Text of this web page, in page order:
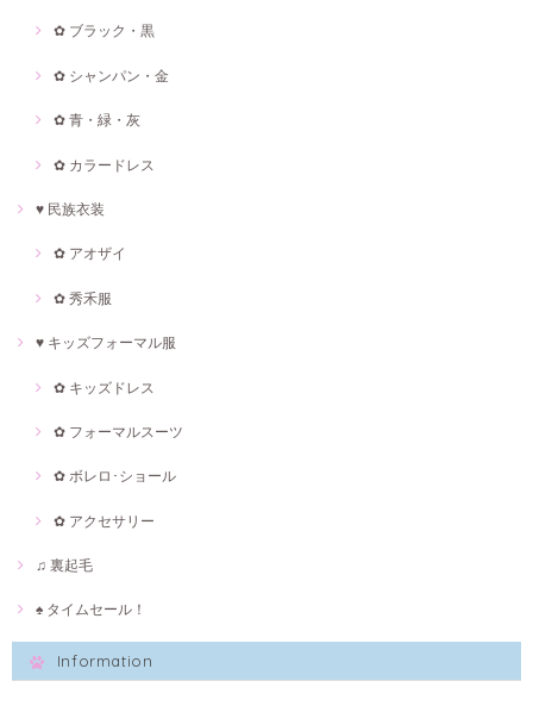
✿ ブラック・黒
✿ シャンパン・金
✿ 青・緑・灰
✿ カラードレス
♥ 民族衣装
✿ アオザイ
✿ 秀禾服
♥ キッズフォーマル服
✿ キッズドレス
✿ フォーマルスーツ
✿ ボレロ･ショール
✿ アクセサリー
♫ 裏起毛
♠ タイムセール！
Information